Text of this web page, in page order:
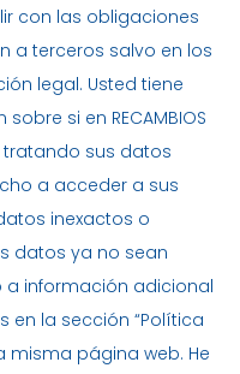
con las obligaciones
a terceros salvo en los
legal. Usted tiene
si en RECAMBIOS
tratando sus datos
a acceder a sus
inexactos o
datos ya no sean
a información adicional
la sección “Política
misma página web. He